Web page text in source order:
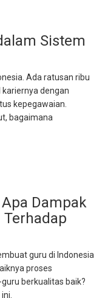
Sistem
Ada ratusan ribu
dengan
kepegawaian.
bagaimana
Dampak
guru di Indonesia
proses
berkualitas baik?